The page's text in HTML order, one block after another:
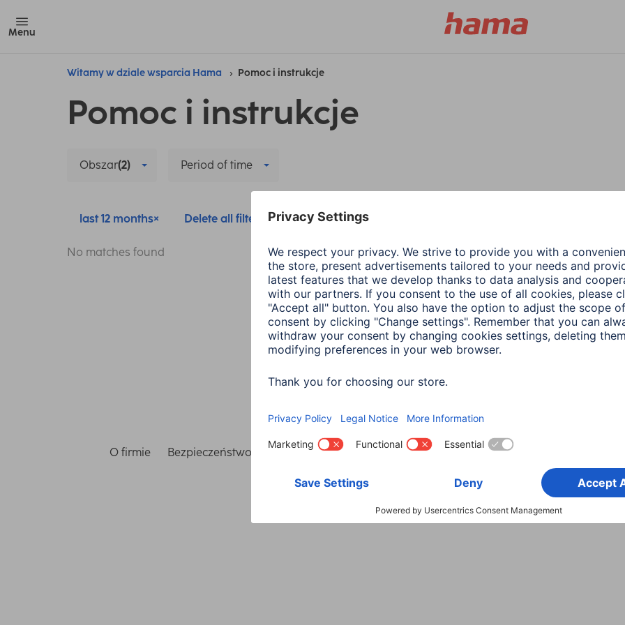
Menu
Witamy w dziale wsparcia Hama Pomoc i instrukcje
Pomoc i instrukcje
Obszar(2) Period of time
last 12 months Delete all filters
No matches found
Wybierz kraj
O firmie Bezpieczeństwo i ochrona danych Warunki gwarancji Deklaracje zgodności